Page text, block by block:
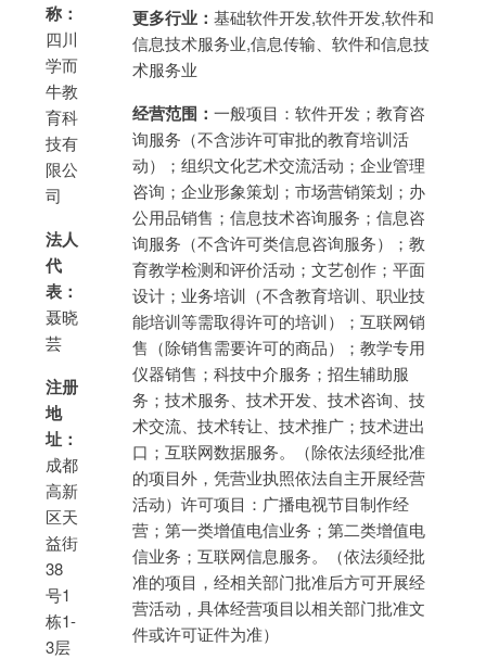
称：
四川
学而
牛教
育科
技有
限公
司
法人
代
表：
聂晓
芸
注册
地
址：
成都
高新
区天
益街
38
号1
栋1-
3层
更多行业： 基础软件开发,软件开发,软件和
信息技术服务业,信息传输、软件和信息技
术服务业
经营范围： 一般项目：软件开发；教育咨
询服务（不含涉许可审批的教育培训活
动）；组织文化艺术交流活动；企业管理
咨询；企业形象策划；市场营销策划；办
公用品销售；信息技术咨询服务；信息咨
询服务（不含许可类信息咨询服务）；教
育教学检测和评价活动；文艺创作；平面
设计；业务培训（不含教育培训、职业技
能培训等需取得许可的培训）；互联网销
售（除销售需要许可的商品）；教学专用
仪器销售；科技中介服务；招生辅助服
务；技术服务、技术开发、技术咨询、技
术交流、技术转让、技术推广；技术进出
口；互联网数据服务。（除依法须经批准
的项目外，凭营业执照依法自主开展经营
活动）许可项目：广播电视节目制作经
营；第一类增值电信业务；第二类增值电
信业务；互联网信息服务。（依法须经批
准的项目，经相关部门批准后方可开展经
营活动，具体经营项目以相关部门批准文
件或许可证件为准）